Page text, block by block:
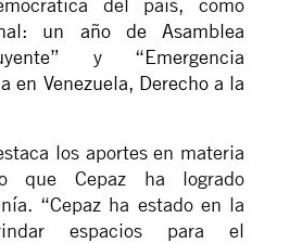
un año de Asamblea
” y “Emergencia
en Venezuela, Derecho a la
los aportes en materia
que Cepaz ha logrado
“Cepaz ha estado en la
espacios para el